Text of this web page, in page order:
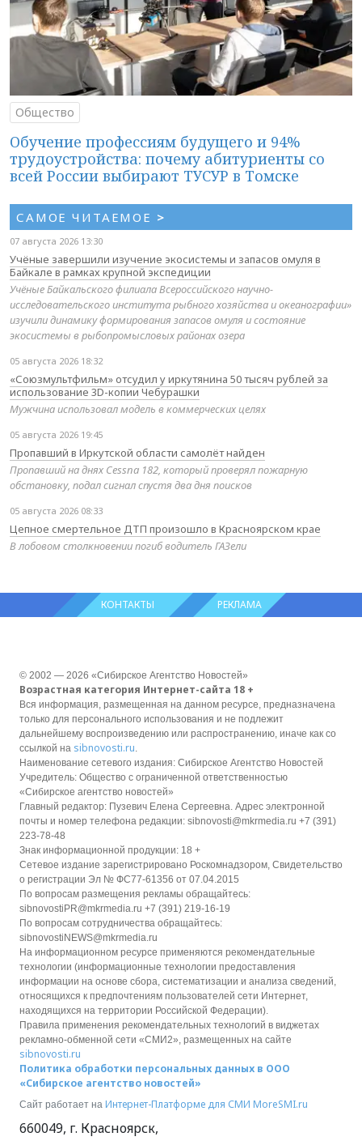
Общество
Обучение профессиям будущего и 94%
трудоустройства: почему абитуриенты со
всей России выбирают ТУСУР в Томске
САМОЕ ЧИТАЕМОЕ >
07 августа 2026 13:30
Учёные завершили изучение экосистемы и запасов омуля в
Байкале в рамках крупной экспедиции
Учёные Байкальского филиала Всероссийского научно-
исследовательского института рыбного хозяйства и океанографии»
изучили динамику формирования запасов омуля и состояние
экосистемы в рыбопромысловых районах озера
05 августа 2026 18:32
«Союзмультфильм» отсудил у иркутянина 50 тысяч рублей за
использование 3D-копии Чебурашки
Мужчина использовал модель в коммерческих целях
05 августа 2026 19:45
Пропавший в Иркутской области самолёт найден
Пропавший на днях Cessna 182, который проверял пожарную
обстановку, подал сигнал спустя два дня поисков
05 августа 2026 08:33
Цепное смертельное ДТП произошло в Красноярском крае
В лобовом столкновении погиб водитель ГАЗели
КОНТАКТЫ РЕКЛАМА
© 2002 — 2026 «Сибирское Агентство Новостей»
Возрастная категория Интернет-сайта 18 +
Вся информация, размещенная на данном ресурсе, предназначена
только для персонального использования и не подлежит
дальнейшему воспроизведению или распространению, иначе как со
ссылкой на sibnovosti.ru.
Наименование сетевого издания: Сибирское Агентство Новостей
Учредитель: Общество с ограниченной ответственностью
«Сибирское агентство новостей»
Главный редактор: Пузевич Елена Сергеевна. Адрес электронной
почты и номер телефона редакции: sibnovosti@mkrmedia.ru +7 (391)
223-78-48
Знак информационной продукции: 18 +
Сетевое издание зарегистрировано Роскомнадзором, Свидетельство
о регистрации Эл № ФС77-61356 от 07.04.2015
По вопросам размещения рекламы обращайтесь:
sibnovostiPR@mkrmedia.ru +7 (391) 219-16-19
По вопросам сотрудничества обращайтесь:
sibnovostiNEWS@mkrmedia.ru
На информационном ресурсе применяются рекомендательные
технологии (информационные технологии предоставления
информации на основе сбора, систематизации и анализа сведений,
относящихся к предпочтениям пользователей сети Интернет,
находящихся на территории Российской Федерации).
Правила применения рекомендательных технологий в виджетах
рекламно-обменной сети «СМИ2», размещенных на сайте
sibnovosti.ru
Политика обработки персональных данных в ООО
«Сибирское агентство новостей»
Сайт работает на Интернет-Платформе для СМИ MoreSMI.ru
660049, г. Красноярск,